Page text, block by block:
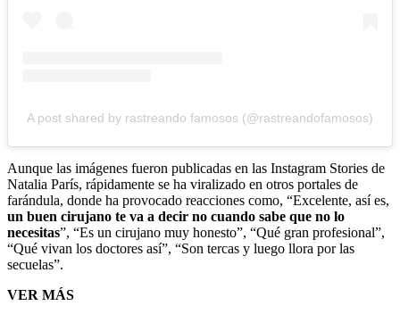
A post shared by rastreando famosos (@rastreandofamosos)
Aunque las imágenes fueron publicadas en las Instagram Stories de
Natalia París, rápidamente se ha viralizado en otros portales de
farándula, donde ha provocado reacciones como, “Excelente, así es,
un buen cirujano te va a decir no cuando sabe que no lo
necesitas”, “Es un cirujano muy honesto”, “Qué gran profesional”,
“Qué vivan los doctores así”, “Son tercas y luego llora por las
secuelas”.
VER MÁS